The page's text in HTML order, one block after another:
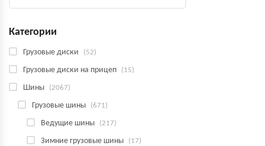
Категории
Грузовые диски (52)
Грузовые диски на прицеп (15)
Шины (2067)
Грузовые шины (671)
Ведущие шины (217)
Зимние грузовые шины (17)